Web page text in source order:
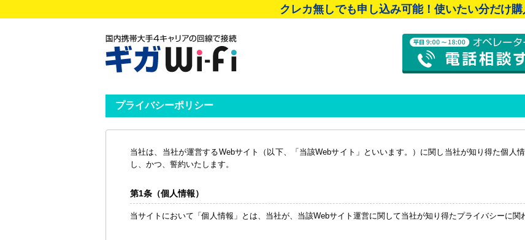
クレカ無しでも申し込み可能！使いたい分だけ購
プライバシーポリシー
当社は、当社が運営するWebサイト（以下、「当該Webサイト」といいます。）に関し当社が知り得た個人
し、かつ、誓約いたします。
第1条（個人情報）
当サイトにおいて「個人情報」とは、当社が、当該Webサイト運営に関して当社が知り得たプライバシーに関